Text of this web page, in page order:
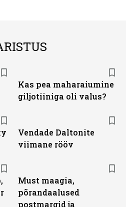
Kas pea maharaiumine
giljotiiniga oli valus?
Vendade Daltonite
viimane rööv
Must maagia,
põrandaalused
postmargid ja